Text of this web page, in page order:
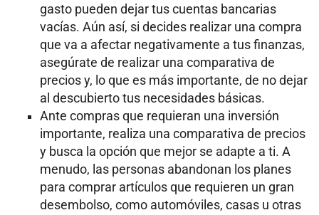
gasto pueden dejar tus cuentas bancarias
vacías. Aún así, si decides realizar una compra
que va a afectar negativamente a tus finanzas,
asegúrate de realizar una comparativa de
precios y, lo que es más importante, de no dejar
al descubierto tus necesidades básicas.
Ante compras que requieran una inversión
importante, realiza una comparativa de precios
y busca la opción que mejor se adapte a ti. A
menudo, las personas abandonan los planes
para comprar artículos que requieren un gran
desembolso, como automóviles, casas u otras